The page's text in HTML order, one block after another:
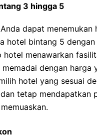
3 hingga 5
dapat menemukan
hotel bintang 5 dengan
hotel menawarkan
dengan harga
hotel yang sesuai
tetap mendapatkan